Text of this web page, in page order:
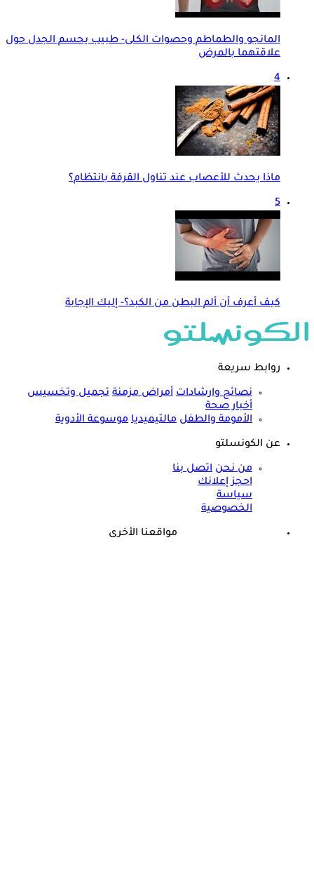
المانجو والطماطم وحصوات الكلى- طبيب يحسم الجدل حول
علاقتهما بالمرض
4
ماذا يحدث للأعصاب عند تناول القرفة بانتظام؟
5
كيف أعرف أن ألم البطن من الكبد؟- إليك الإجابة
روابط سريعة
نصائح وارشادات أمراض مزمنة تجميل وتخسيس
أخبار صحة
الأمومة والطفل مالتيميديا موسوعة الأدوية
عن الكونسلتو
من نحن اتصل بنا
احجز إعلانك
سياسة
الخصوصية
مواقعنا الأخرى